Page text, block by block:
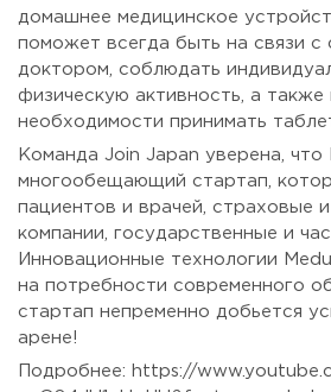
домашнее медицинское
поможет всегда быть на связи с
доктором, соблюдать
физическую активность, а
необходимости принимать
Команда Join Japan уверена, что
многообещающий стартап,
пациентов и врачей, страховые
компании, государственные и
Инновационные технологии
на потребности современного
стартап непременно добьется
арене!
Подробнее: https://